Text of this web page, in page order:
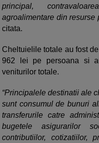
principal,
agroalimentare din resurse
citata.
Cheltuielile totale au fost
962 lei pe persoana si
veniturilor totale.
“Principalele destinatii ale
sunt consumul de bunuri
transferurile catre
bugetele asigurarilor
contributiilor, cotizatiilor,